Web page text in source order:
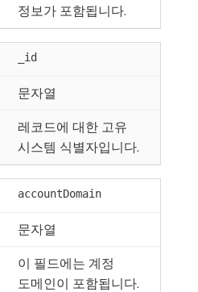
정보가 포함됩니다.
_id
문자열
레코드에 대한 고유
시스템 식별자입니다.
accountDomain
문자열
이 필드에는 계정
도메인이 포함됩니다.